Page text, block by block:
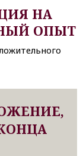
НА
ОПЫТ